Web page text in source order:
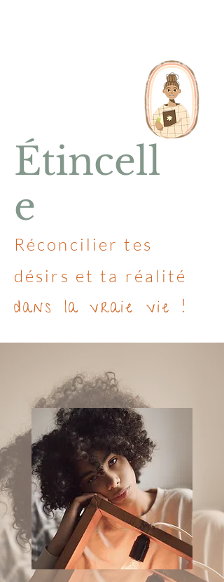
Étincell
e
Réconcilier tes
désirs et ta réalité
dans la vraie vie !